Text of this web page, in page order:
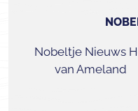
Nobeltje Nieuws
van Ameland